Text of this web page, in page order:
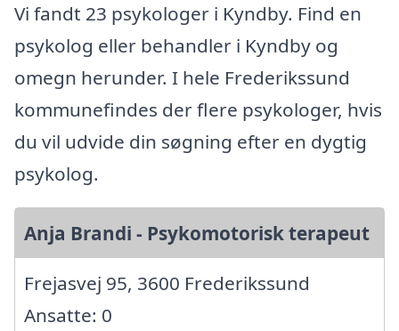
Vi fandt 23 psykologer i Kyndby. Find en
psykolog eller behandler i Kyndby og
omegn herunder. I hele Frederikssund
kommunefindes der flere psykologer, hvis
du vil udvide din søgning efter en dygtig
psykolog.
Anja Brandi - Psykomotorisk terapeut
Frejasvej 95, 3600 Frederikssund
Ansatte: 0